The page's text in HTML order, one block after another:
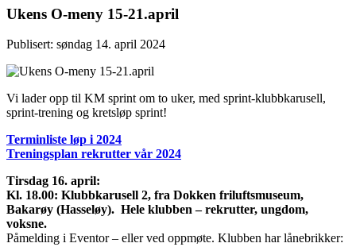
Ukens O-meny 15-21.april
Publisert: søndag 14. april 2024
Vi lader opp til KM sprint om to uker, med sprint-klubbkarusell,
sprint-trening og kretsløp sprint!
Terminliste løp i 2024
Treningsplan rekrutter vår 2024
Tirsdag 16. april:
Kl. 18.00: Klubbkarusell 2, fra Dokken friluftsmuseum,
Bakarøy (Hasseløy). Hele klubben – rekrutter, ungdom,
voksne.
Påmelding i Eventor – eller ved oppmøte. Klubben har lånebrikker: